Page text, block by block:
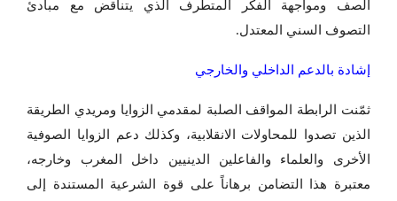
الصف ومواجهة الفكر المتطرف الذي يتناقض مع مبادئ
التصوف السني المعتدل.
إشادة بالدعم الداخلي والخارجي
ثمّنت الرابطة المواقف الصلبة لمقدمي الزوايا ومريدي الطريقة
الذين تصدوا للمحاولات الانقلابية، وكذلك دعم الزوايا الصوفية
الأخرى والعلماء والفاعلين الدينيين داخل المغرب وخارجه،
معتبرة هذا التضامن برهاناً على قوة الشرعية المستندة إلى